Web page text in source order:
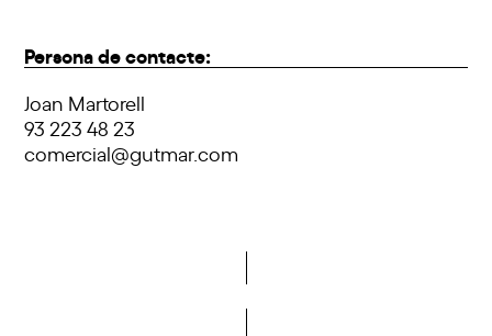
Persona de contacte:
Joan Martorell
93 223 48 23
comercial@gutmar.com